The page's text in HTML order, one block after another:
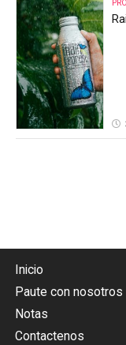
Inicio
Paute con nosotros
Notas
Contactenos